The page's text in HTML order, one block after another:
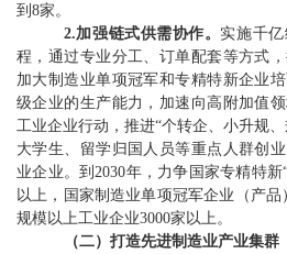
到 8家 。
2.加强链式供需协作。 实施千
程，通过专业分工、订单配套等方式
加大制造业单项冠军和专精特新企业
级企业的生产能力，加速向高附加值
工业企业行动，推进“个转企、小升规
大学生、留学归国人员等重点人群创
业企业。到 2030年，力争国家专精特新
以上，国家制造业单项冠军企业（产品
规模以上 工业企业3000家以上。
（二） 打造先进制造业产业集群